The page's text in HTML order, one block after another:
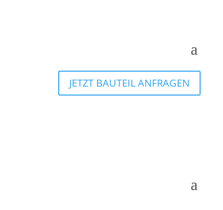
JETZT BAUTEIL ANFRAGEN